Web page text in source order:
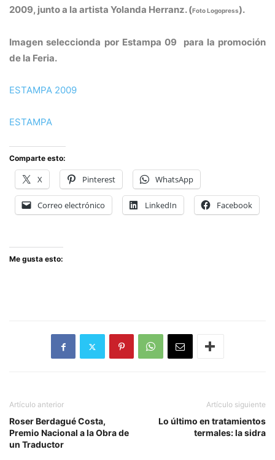
2009, junto a la artista Yolanda Herranz. (Foto Logopress).
Imagen seleccionda por Estampa 09 para la promoción
de la Feria.
ESTAMPA 2009
ESTAMPA
Comparte esto:
X Pinterest WhatsApp
Correo electrónico LinkedIn Facebook
Me gusta esto:
Artículo anterior
Roser Berdagué Costa,
Premio Nacional a la Obra de
un Traductor
Artículo siguiente
Lo último en tratamientos
termales: la sidra